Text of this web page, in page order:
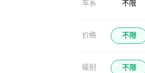
汉龙汽车
车系 不限
价格 不限
级别 不限